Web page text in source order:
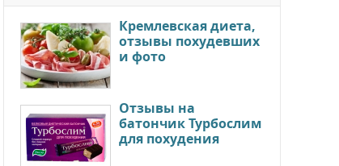
Кремлевская диета,
отзывы похудевших
и фото
Отзывы на
батончик Турбослим
для похудения